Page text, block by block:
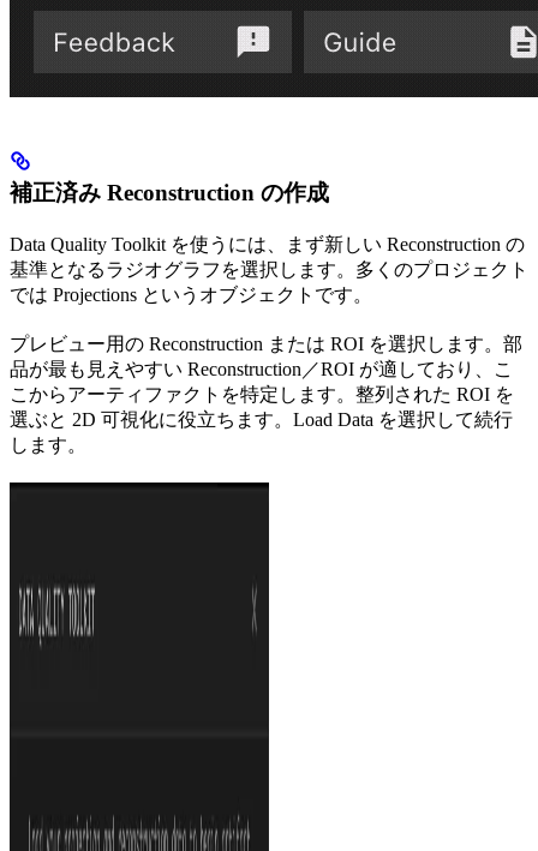
補正済み Reconstruction の作成
Data Quality Toolkit を使うには、まず新しい Reconstruction の
基準となるラジオグラフを選択します。多くのプロジェクト
では Projections というオブジェクトです。
プレビュー用の Reconstruction または ROI を選択します。部
品が最も見えやすい Reconstruction／ROI が適しており、こ
こからアーティファクトを特定します。整列された ROI を
選ぶと 2D 可視化に役立ちます。Load Data を選択して続行
します。